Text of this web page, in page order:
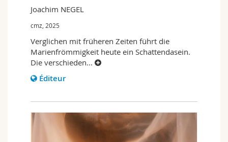
Joachim NEGEL
cmz, 2025
Verglichen mit früheren Zeiten führt die
Marienfrömmigkeit heute ein Schattendasein.
Die verschieden...
Éditeur